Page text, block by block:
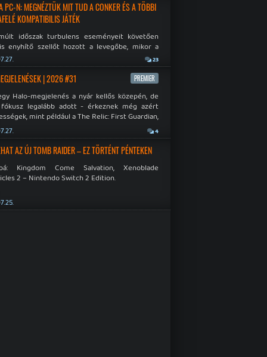
PC-N: MEGNÉZTÜK MIT TUD A CONKER ÉS A TÖBBI
KOMPATIBILIS JÁTÉK
időszak turbulens eseményeit követően
enyhítő szellőt hozott a levegőbe, mikor a
bejelentette, hogy PC-re is kiterjesztik az
visszafelé kompatibilitást. Lássuk,
jutottak...
23
| 2026 #31 PREMIER
Halo-megjelenés a nyár kellős közepén, de
legalább adott - érkeznek még azért
mint például a The Relic: First Guardian,
Chronicles 2 és a Dispatch új átiratai vagy
a Mistfall Hunter
4
AZ ÚJ TOMB RAIDER – EZ TÖRTÉNT PÉNTEKEN
Kingdom Come Salvation, Xenoblade
2 – Nintendo Switch 2 Edition.